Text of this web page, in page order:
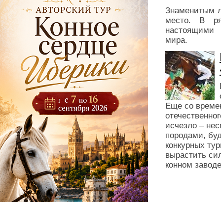
Знаменитым
место. В
настоящими
мира.
Еще со
исчезло –
породами,
конкурных
вырастить
конном